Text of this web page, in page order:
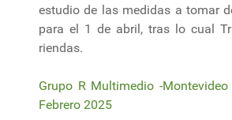
estudio de las medidas a tomar
para el 1 de abril, tras lo cual
riendas.
Grupo R Multimedio -Montevideo
Febrero 2025